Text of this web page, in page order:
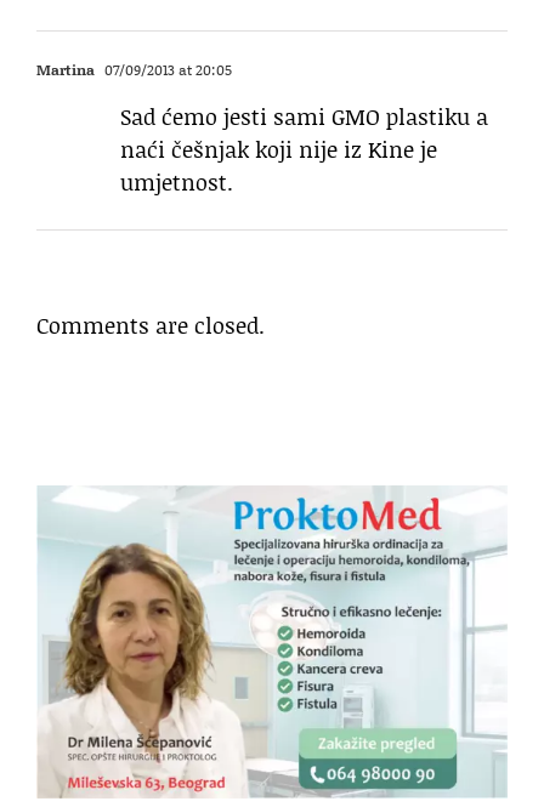
Martina 07/09/2013 at 20:05
Sad ćemo jesti sami GMO plastiku a
naći češnjak koji nije iz Kine je
umjetnost.
Comments are closed.